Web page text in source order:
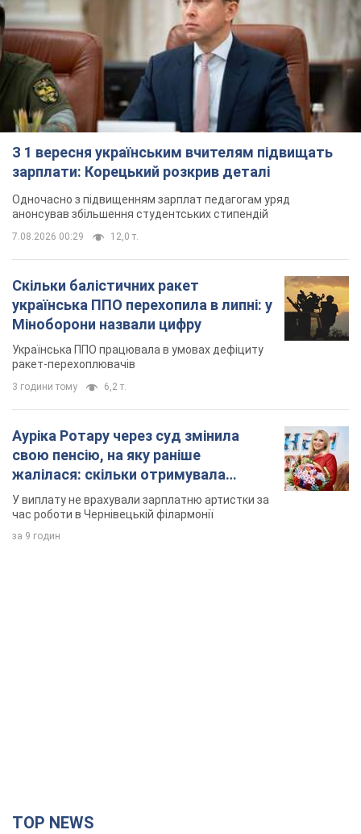
З 1 вересня українським вчителям підвищать
зарплати: Корецький розкрив деталі
Одночасно з підвищенням зарплат педагогам уряд
анонсував збільшення студентських стипендій
7.08.2026 00:29 12,0 т.
Скільки балістичних ракет
українська ППО перехопила в липні: у
Міноборони назвали цифру
Українська ППО працювала в умовах дефіциту
ракет-перехоплювачів
3 години тому 6,2 т.
Ауріка Ротару через суд змінила
свою пенсію, на яку раніше
жалілася: скільки отримувала
співачка
У виплату не врахували зарплатню артистки за
час роботи в Чернівецькій філармонії
за 9 годин
TOP NEWS